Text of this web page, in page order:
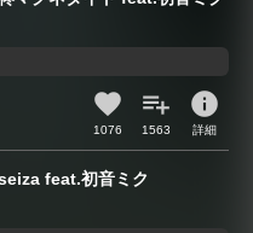
1076 1563
info
詳細
feat.初音ミク